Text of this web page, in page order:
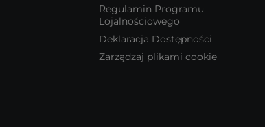
Regulamin Programu
Lojalnościowego
Deklaracja Dostępności
Zarządzaj plikami cookie